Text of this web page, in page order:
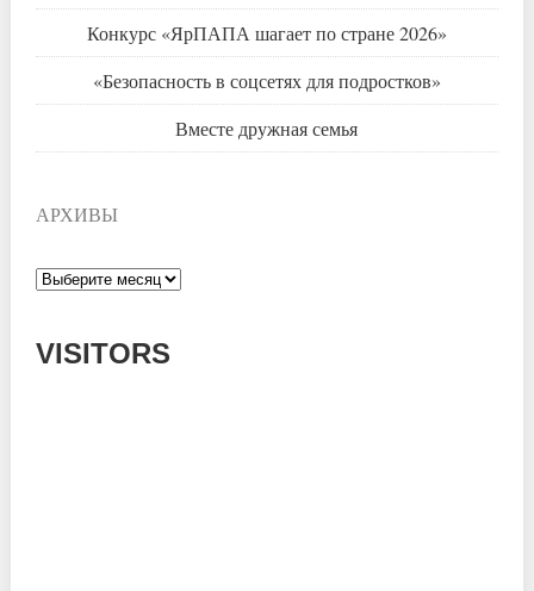
Конкурс «ЯрПАПА шагает по стране 2026»
«Безопасность в соцсетях для подростков»
Вместе дружная семья
АРХИВЫ
Архивы
VISITORS